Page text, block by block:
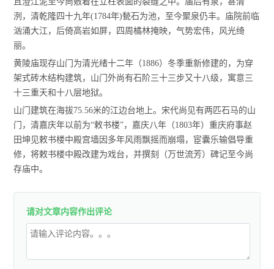
洌，清乾隆四十九年(1784年)甃石为池，至今聚泉仍丰。庙院前临
汹涌大江，后倚高岩如屏，四周橘林掩映，气势宏伟，风光绮
丽。
黄陵庙现存山门为清光绪十二年（1886）冬季重新修建的，为穿
架式砖木结构建筑，山门外尚有石阶三十三步又十八级，寓意三
十三重天和十八层地狱。
山门建筑在海拔75.56米的江边台地上。宋代尚见有两匹石马的山
门，清嘉庆年以前为“敕书楼”，嘉庆八年（1803年）重庆府事赵
田坤见敕书楼中殿宫墙因多年风雨飘摇而崩塌，宦囊乐输倡导重
修，将敕书楼中殿改建为戏台，并撰刻（万世流芳）碑记至今尚
存庙中。
请对文章内容作出评论